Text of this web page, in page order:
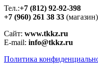
Тел.:+7 (812) 92-92-398
+7 (960) 261 38 33 (магазин)
Сайт: www.tkkz.ru
E-mail: info@tkkz.ru
Политика